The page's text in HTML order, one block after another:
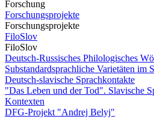
Forschung
Forschungsprojekte
Forschungsprojekte
FiloSlov
FiloSlov
Deutsch-Russisches Philologisches
Substandardsprachliche Varietäten im
Deutsch-slavische Sprachkontakte
"Das Leben und der Tod". Slavische
Kontexten
DFG-Projekt "Andrej Belyj"